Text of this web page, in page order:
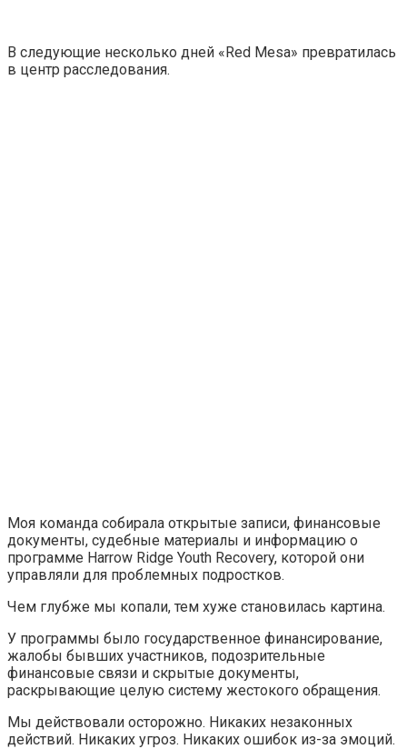
В следующие несколько дней «Red Mesa» превратилась
в центр расследования.
Моя команда собирала открытые записи, финансовые
документы, судебные материалы и информацию о
программе Harrow Ridge Youth Recovery, которой они
управляли для проблемных подростков.
Чем глубже мы копали, тем хуже становилась картина.
У программы было государственное финансирование,
жалобы бывших участников, подозрительные
финансовые связи и скрытые документы,
раскрывающие целую систему жестокого обращения.
Мы действовали осторожно. Никаких незаконных
действий. Никаких угроз. Никаких ошибок из-за эмоций.